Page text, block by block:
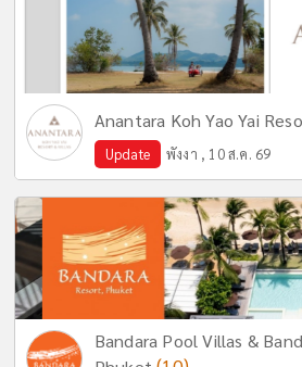
Anantara Koh Yao Yai
Update พังงา , 10 ส.ค. 69
Bandara Pool Villas &